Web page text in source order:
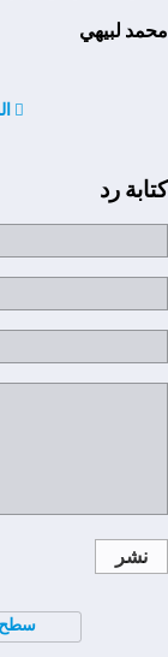
محمد لبيهي
كتابة رد
نشر
سطح